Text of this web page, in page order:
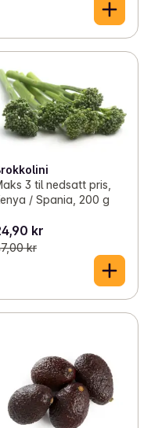
3 til nedsatt pris,
/ Spania, 200 g
kr
kr